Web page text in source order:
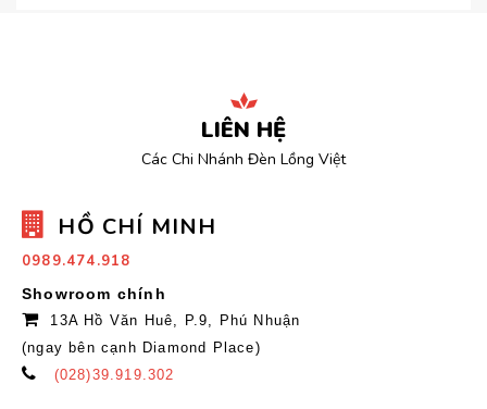
LIÊN HỆ
Các Chi Nhánh Đèn Lồng Việt
HỒ CHÍ MINH
0989.474.918
Showroom chính
13A Hồ Văn Huê, P.9, Phú Nhuận
(ngay bên cạnh Diamond Place)
(028)39.919.302